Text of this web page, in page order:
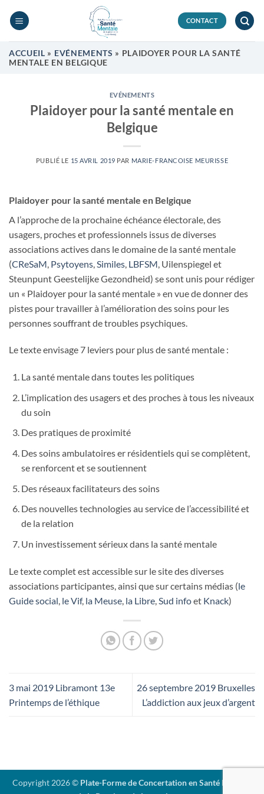
CONTACT
ACCUEIL » EVÉNEMENTS » PLAIDOYER POUR LA SANTÉ
MENTALE EN BELGIQUE
EVÉNEMENTS
Plaidoyer pour la santé mentale en
Belgique
PUBLIÉ LE 15 AVRIL 2019 PAR MARIE-FRANCOISE MEURISSE
Plaidoyer pour la santé mentale en Belgique
A l’approche de la prochaine échéance électorale, des
usagers, proches et professionnels issus de diverses
associations actives dans le domaine de la santé mentale
(CReSaM Psytoyens Similes LBFSM , Uilenspiegel et
Steunpunt Geestelijke Gezondheid) se sont unis pour rédiger
un « Plaidoyer pour la santé mentale » en vue de donner des
pistes pour travailler à l’amélioration des soins pour les
personnes souffrant de troubles psychiques.
Le texte envisage 7 leviers pour plus de santé mentale :
La santé mentale dans toutes les politiques
L’implication des usagers et des proches à tous les niveaux
du soin
Des pratiques de proximité
Des soins ambulatoires er résidentiels qui se complètent,
se renforcent et se soutiennent
Des réseaux facilitateurs des soins
Des nouvelles technologies au service de l’accessibilité et
de la relation
Un investissement sérieux dans la santé mentale
Le texte complet est accessible sur le site des diverses
associations participantes, ainsi que sur certains médias (le
Guide social leVif, la Meuse la Libre Sud infoet Knack)
3 mai 2019 Libramont 13e
Printemps de l’éthique
26 septembre 2019 Bruxelles
L’addiction aux jeux d’argent
Copyright 2026 © Plate-Forme de Concertation en Santé Mentale